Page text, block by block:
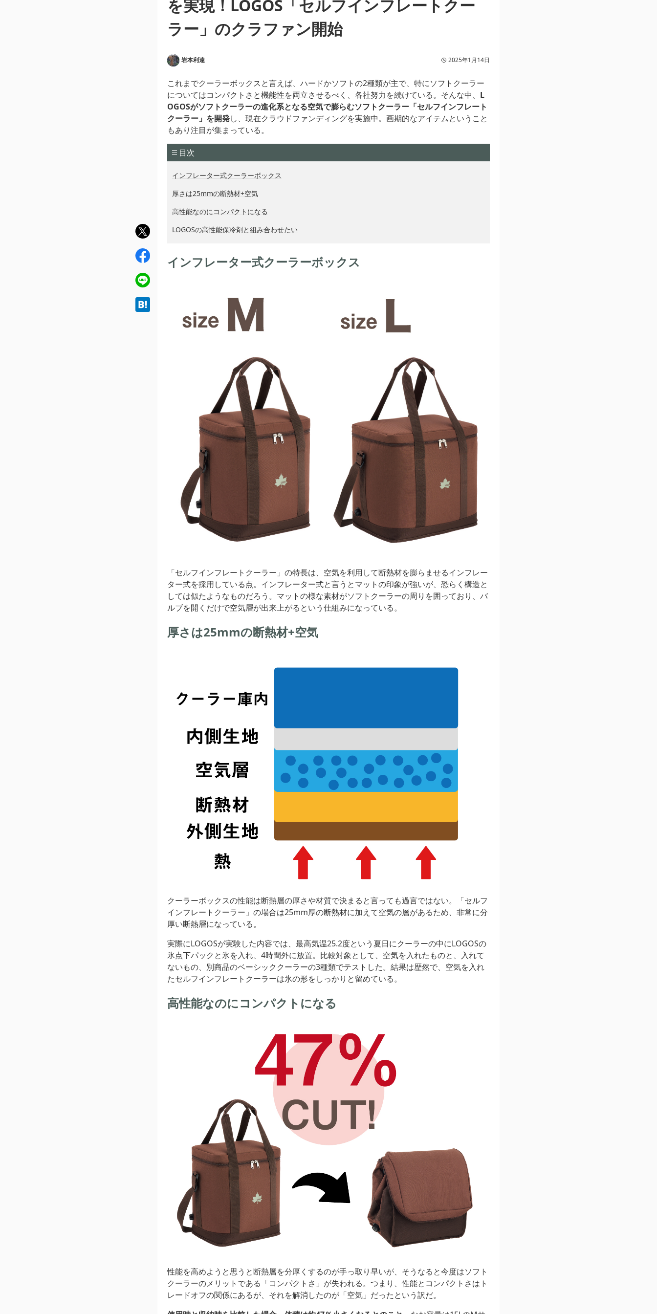
を実現！LOGOS「セルフインフレートクー
ラー」のクラファン開始
岩本利達 2025年1月14日
これまでクーラーボックスと言えば、ハードかソフトの2種類が主で、特にソフトクーラー
についてはコンパクトさと機能性を両立させるべく、各社努力を続けている。そんな中、 L
OGOSがソフトクーラーの進化系となる空気で膨らむソフトクーラー「セルフインフレート
クーラー」を開発し、現在クラウドファンディングを実施中。画期的なアイテムということ
もあり注目が集まっている。
目次
インフレーター式クーラーボックス
厚さは25mmの断熱材+空気
高性能なのにコンパクトになる
LOGOSの高性能保冷剤と組み合わせたい
インフレーター式クーラーボックス
「セルフインフレートクーラー」の特長は、空気を利用して断熱材を膨らませるインフレー
ター式を採用している点。インフレーター式と言うとマットの印象が強いが、恐らく構造と
しては似たようなものだろう。マットの様な素材がソフトクーラーの周りを囲っており、バ
ルブを開くだけで空気層が出来上がるという仕組みになっている。
厚さは25mmの断熱材+空気
クーラーボックスの性能は断熱層の厚さや材質で決まると言っても過言ではない。「セルフ
インフレートクーラー」の場合は25mm厚の断熱材に加えて空気の層があるため、非常に分
厚い断熱層になっている。
実際にLOGOSが実験した内容では、最高気温25.2度という夏日にクーラーの中にLOGOSの
氷点下パックと氷を入れ、4時間外に放置。比較対象として、空気を入れたものと、入れて
ないもの、別商品のベーシッククーラーの3種類でテストした。結果は歴然で、空気を入れ
たセルフインフレートクーラーは氷の形をしっかりと留めている。
高性能なのにコンパクトになる
性能を高めようと思うと断熱層を分厚くするのが手っ取り早いが、そうなると今度はソフト
クーラーのメリットである「コンパクトさ」が失われる。つまり、性能とコンパクトさはト
レードオフの関係にあるが、それを解消したのが「空気」だったという訳だ。
twit
ter
fac
ebo
ok
line
hat
ena